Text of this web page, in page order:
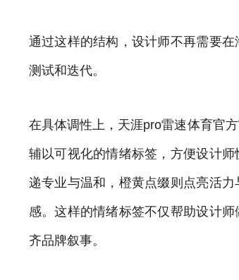
通过这样的结构，设计师不再需要
测试和迭代。
在具体调性上，天涯pro雷速体育官
辅以可视化的情绪标签，方便设计
递专业与温和，橙黄点缀则点亮活
感。这样的情绪标签不仅帮助设计
齐品牌叙事。